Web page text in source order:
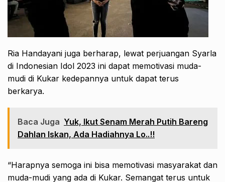
Ria Handayani juga berharap, lewat perjuangan Syarla
di Indonesian Idol 2023 ini dapat memotivasi muda-
mudi di Kukar kedepannya untuk dapat terus
berkarya.
Baca Juga Yuk, Ikut Senam Merah Putih Bareng
Dahlan Iskan, Ada Hadiahnya Lo..!!
“Harapnya semoga ini bisa memotivasi masyarakat dan
muda-mudi yang ada di Kukar. Semangat terus untuk